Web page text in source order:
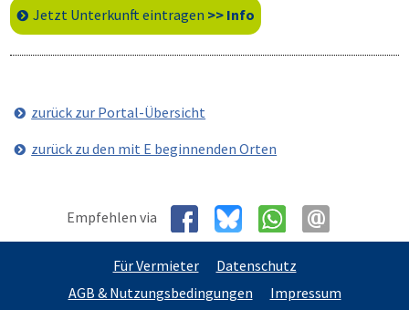
Jetzt Unterkunft eintragen >> Info
zurück zur Portal-Übersicht
zurück zu den mit E beginnenden Orten
Empfehlen via
Für Vermieter
Datenschutz
AGB & Nutzungsbedingungen
Impressum